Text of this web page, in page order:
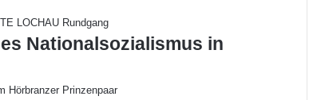
in
Hörbranz
Nationalsozialismus in